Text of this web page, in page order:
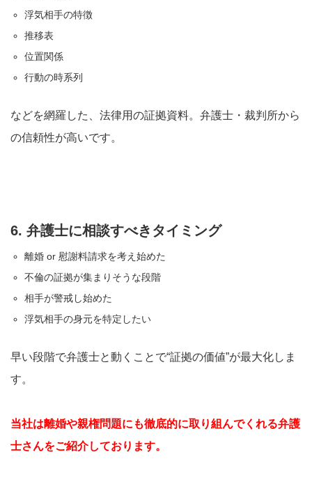
浮気相手の特徴
推移表
位置関係
行動の時系列
などを網羅した、法律用の証拠資料。弁護士・裁判所から
の信頼性が高いです。
6. 弁護士に相談すべきタイミング
離婚 or 慰謝料請求を考え始めた
不倫の証拠が集まりそうな段階
相手が警戒し始めた
浮気相手の身元を特定したい
早い段階で弁護士と動くことで“証拠の価値”が最大化しま
す。
当社は離婚や親権問題にも徹底的に取り組んでくれる弁護
士さんをご紹介しております。